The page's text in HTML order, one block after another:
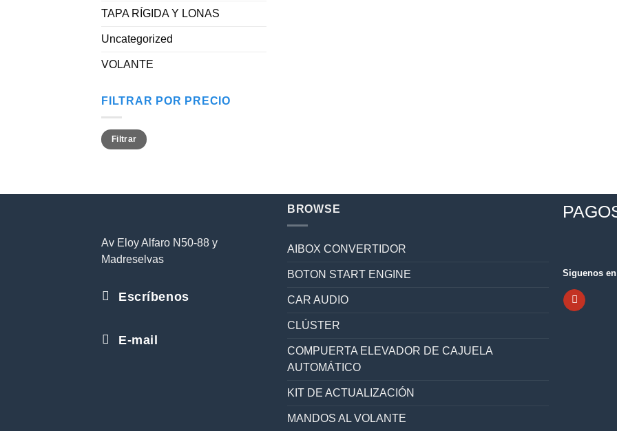
TAPA RÍGIDA Y LONAS
Uncategorized
VOLANTE
FILTRAR POR PRECIO
Precio
mínimo
Precio
máximo
Filtrar
Av Eloy Alfaro N50-88 y
Madreselvas
Escríbenos
E-mail
BROWSE
AIBOX CONVERTIDOR
BOTON START ENGINE
CAR AUDIO
CLÚSTER
COMPUERTA ELEVADOR DE CAJUELA
AUTOMÁTICO
KIT DE ACTUALIZACIÓN
MANDOS AL VOLANTE
Siguenos